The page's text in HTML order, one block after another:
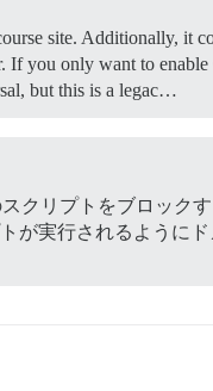
site. Additionally, it
If you only want to
but this is a legac…
クリプトをブロック
が実行されるように